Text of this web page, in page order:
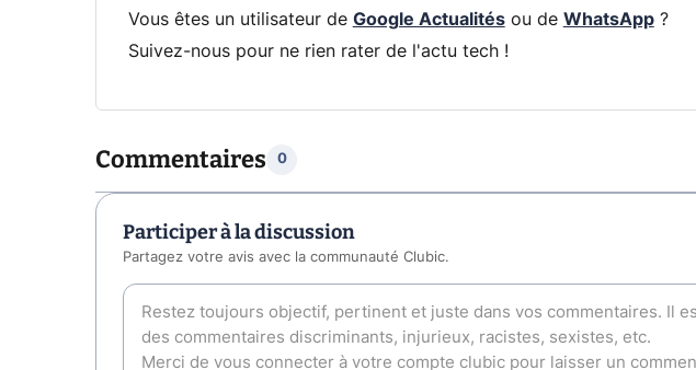
Vous êtes un utilisateur de Google Actualitésou de WhatsApp?
Suivez-nous pour ne rien rater de l'actu tech !
Commentaires 0
Participer à la discussion
Partagez votre avis avec la communauté Clubic.